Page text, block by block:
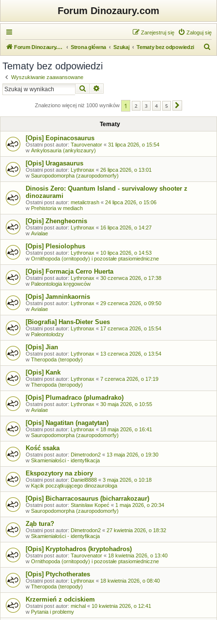
Forum Dinozaury.com
Zaloguj się
Zarejestruj się
Forum Dinozaury.com Strona główna Szukaj Tematy bez odpowiedzi
Tematy bez odpowiedzi
Wyszukiwanie zaawansowane
Szukaj
Znaleziono więcej niż 1000 wyników 1 2 3 4 5
Tematy
[Opis] Eopinacosaurus
Ostatni post autor: Taurovenator « 31 lipca 2026, o 15:54
w Ankylosauria (ankylozaury)
[Opis] Uragasaurus
Ostatni post autor: Lythronax « 26 lipca 2026, o 13:01
w Sauropodomorpha (zauropodomorfy)
Dinosis Zero: Quantum Island - survivalowy shooter z
dinozaurami
Ostatni post autor: metalictrash « 24 lipca 2026, o 15:06
w Prehistoria w mediach
[Opis] Zhengheornis
Ostatni post autor: Lythronax « 16 lipca 2026, o 14:27
w Avialae
[Opis] Plesiolophus
Ostatni post autor: Lythronax « 10 lipca 2026, o 14:53
w Ornithopoda (ornitopody) i pozostałe ptasiomiedniczne
[Opis] Formacja Cerro Huerta
Ostatni post autor: Lythronax « 30 czerwca 2026, o 17:38
w Paleontologia kręgowców
[Opis] Jamninkaornis
Ostatni post autor: Lythronax « 29 czerwca 2026, o 09:50
w Avialae
[Biografia] Hans-Dieter Sues
Ostatni post autor: Lythronax « 17 czerwca 2026, o 15:54
w Paleontolodzy
[Opis] Jian
Ostatni post autor: Lythronax « 13 czerwca 2026, o 13:54
w Theropoda (teropody)
[Opis] Kank
Ostatni post autor: Lythronax « 7 czerwca 2026, o 17:19
w Theropoda (teropody)
[Opis] Plumadraco (plumadrako)
Ostatni post autor: Lythronax « 30 maja 2026, o 10:55
w Avialae
[Opis] Nagatitan (nagatytan)
Ostatni post autor: Lythronax « 18 maja 2026, o 16:41
w Sauropodomorpha (zauropodomorfy)
Kość ssaka
Ostatni post autor: Dimetrodon2 « 13 maja 2026, o 19:30
w Skamieniałości - identyfikacja
Ekspozytory na zbiory
Ostatni post autor: Daniel8888 « 3 maja 2026, o 10:18
w Kącik początkującego dinozaurologa
[Opis] Bicharracosaurus (bicharrakozaur)
Ostatni post autor: Stanisław Kopeć « 1 maja 2026, o 20:34
w Sauropodomorpha (zauropodomorfy)
Ząb tura?
Ostatni post autor: Dimetrodon2 « 27 kwietnia 2026, o 18:32
w Skamieniałości - identyfikacja
[Opis] Kryptohadros (kryptohadros)
Ostatni post autor: Taurovenator « 18 kwietnia 2026, o 13:40
w Ornithopoda (ornitopody) i pozostałe ptasiomiedniczne
[Opis] Ptychotherates
Ostatni post autor: Lythronax « 18 kwietnia 2026, o 08:40
w Theropoda (teropody)
Krzermień z odciskiem
Ostatni post autor: michal « 10 kwietnia 2026, o 12:41
w Pytania i problemy